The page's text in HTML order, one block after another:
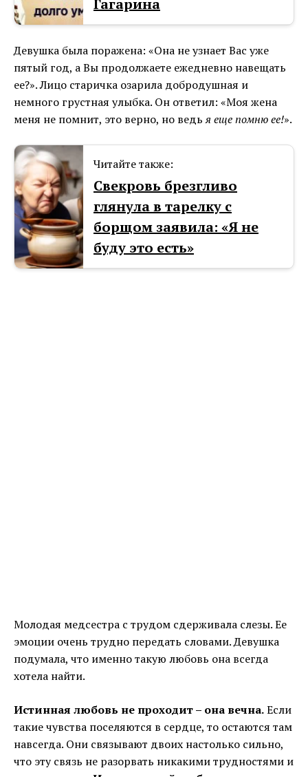
Гагарина
Девушка была поражена: «Она не узнает Вас уже
пятый год, а Вы продолжаете ежедневно навещать
ее?». Лицо старичка озарила добродушная и
немного грустная улыбка. Он ответил: «Моя жена
меня не помнит, это верно, но ведья еще помню ее!».
Читайте также:
Свекровь брезгливо
глянула в тарелку с
борщом заявила: «Я не
буду это есть»
Молодая медсестра с трудом сдерживала слезы. Ее
эмоции очень трудно передать словами. Девушка
подумала, что именно такую любовь она всегда
хотела найти.
Истинная любовь не проходит – она вечна.Если
такие чувства поселяются в сердце, то остаются там
навсегда. Они связывают двоих настолько сильно,
что эту связь не разорвать никакими трудностями и